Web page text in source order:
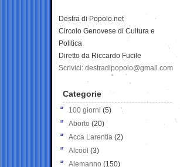
Destra di Popolo.net
Circolo Genovese di Cultura e
Politica
Diretto da Riccardo Fucile
Scrivici: destradipopolo@gmail.com
Categorie
100 giorni (5)
Aborto (20)
Acca Larentia (2)
Alcool (3)
Alemanno (150)